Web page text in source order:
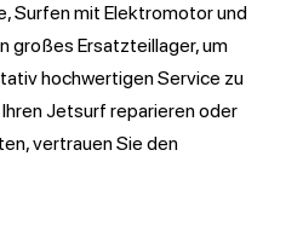
Surfen mit Elektromotor und
großes Ersatzteillager, um
hochwertigen Service zu
Jetsurf reparieren oder
vertrauen Sie den